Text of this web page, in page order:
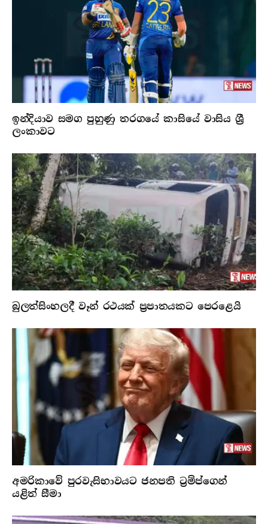
ඉන්දියාව සමග පුහුණු තරගයේ කාසියේ වාසිය ශ්‍රී
ලංකාවට
බුලත්සිංහලදී වෑන් රථයක් ප්‍රපාතයකට පෙරළෙයි
අමරිකාවේ පුරවැසිභාවයට ජනපති ට්‍රම්ප්ගෙන්
යළිත් සීමා